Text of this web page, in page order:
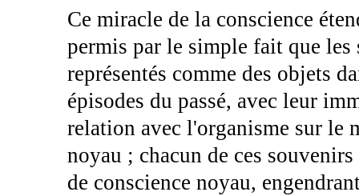
Ce miracle de la conscience
permis par le simple fait que
représentés comme des objets
épisodes du passé, avec leur
relation avec l'organisme sur le
noyau ; chacun de ces
de conscience noyau,